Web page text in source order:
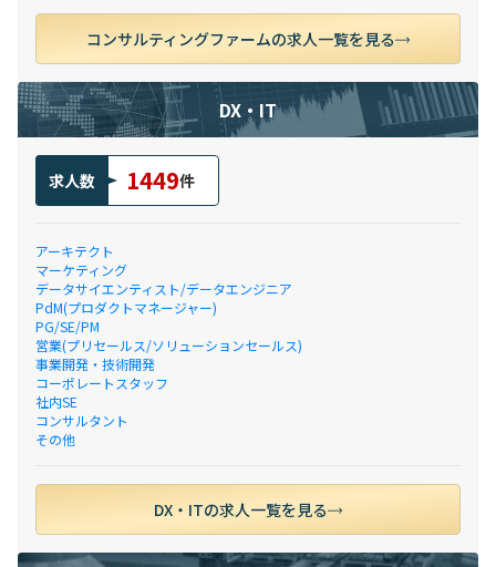
コンサルティングファームの求人一覧を見る
DX・IT
求人数 1449件
アーキテクト
マーケティング
データサイエンティスト/データエンジニア
PdM(プロダクトマネージャー)
PG/SE/PM
営業(プリセールス/ソリューションセールス)
事業開発・技術開発
コーポレートスタッフ
社内SE
コンサルタント
その他
DX・ITの求人一覧を見る